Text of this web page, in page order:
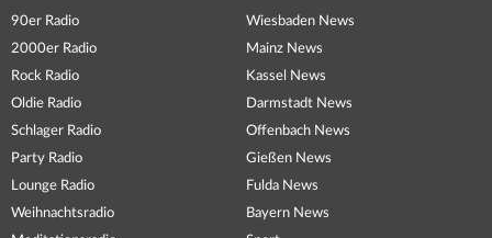
90er Radio
2000er Radio
Rock Radio
Oldie Radio
Schlager Radio
Party Radio
Lounge Radio
Weihnachtsradio
Wiesbaden News
Mainz News
Kassel News
Darmstadt News
Offenbach News
Gießen News
Fulda News
Bayern News